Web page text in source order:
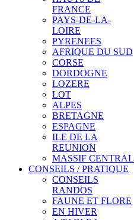
FRANCE
PAYS-DE-LA-
LOIRE
PYRENEES
AFRIQUE DU SUD
CORSE
DORDOGNE
LOZERE
LOT
ALPES
BRETAGNE
ESPAGNE
ILE DE LA
REUNION
MASSIF CENTRAL
CONSEILS / PRATIQUE
CONSEILS
RANDOS
FAUNE ET FLORE
EN HIVER